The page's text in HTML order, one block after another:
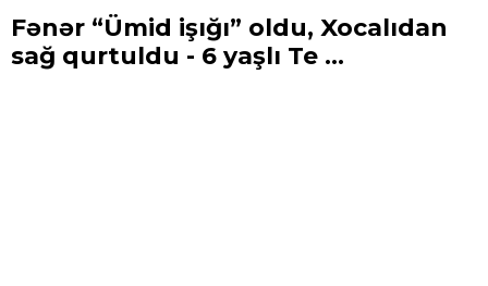
Fənər “Ümid işığı” oldu, Xocalıdan
sağ qurtuldu - 6 yaşlı Te ...